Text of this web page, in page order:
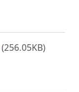
(256.05KB)